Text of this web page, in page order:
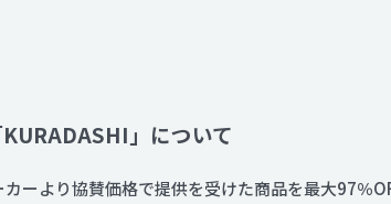
」について
ーより協賛価格で提供を受けた商品を最大97％